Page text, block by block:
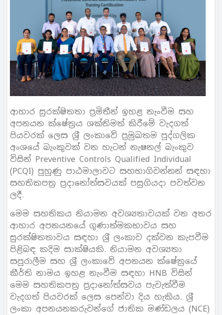
ආහාර සුරක්ෂිතතා ප‍්‍රමිතීන් ඉහළ නැංවීම සහ
අපනයන ක්ෂේත‍්‍රය ශක්තිමත් කිරීමේ වැදගත්
පියවරක් ලෙස ශ‍්‍රී ලංකාවේ ප‍්‍රමුඛතම පුද්ගලික
අංශයේ බැංකුවක් වන හැටන් නැෂනල් බැංකුව
විසින් Preventive Controls Qualified Individual
(PCQI) පුහුණු පාඨමාලාවට සහභාගිවන්නන් සඳහා
සහතිකපත‍්‍ර ප‍්‍රදානෝත්සවයක් පසුගියදා පවත්වන
ලදී.
මෙම සහතිකය නියාමන අවශ්‍යතාවයක් වන අතර
ආහාර අපනයනයේ ගුණාත්මකභාවය සහ
සුරක්ෂිතතාවය සඳහා ශ‍්‍රී ලංකාව දක්වන කැපවීම
පිළිබඳ කදිම සාක්ෂියකි. නියාමන අවශ්‍යතා
සපුරාලීම සහ ශ‍්‍රී ලංකාවේ අපනයන ක්ෂේත‍්‍රයේ
කීර්ති නාමය ඉහළ නැංවීම සඳහා HNB විසින්
මෙම සහතිකපත‍්‍ර ප‍්‍රදානෝත්සවය පැවැත්වීම
වැදගත් පියවරක් ලෙස පෙන්වා දිය හැකිය. ශ‍්‍රී
ලංකා අපනයනකරුවන්ගේ ජාතික මණ්ඩලය (NCE)